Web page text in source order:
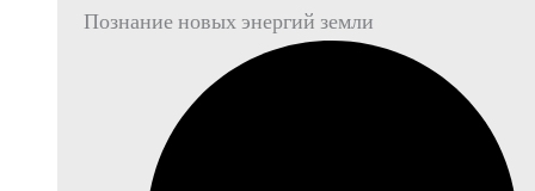
Познание новых энергий земли